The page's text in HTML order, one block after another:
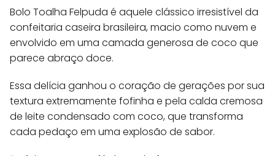
Bolo Toalha Felpuda é aquele clássico irresistível da
confeitaria caseira brasileira, macio como nuvem e
envolvido em uma camada generosa de coco que
parece abraço doce.
Essa delícia ganhou o coração de gerações por sua
textura extremamente fofinha e pela calda cremosa
de leite condensado com coco, que transforma
cada pedaço em uma explosão de sabor.